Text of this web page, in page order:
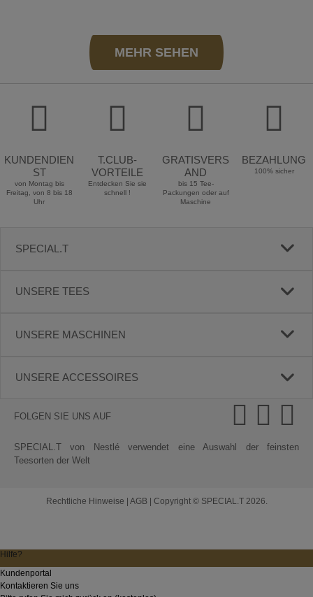
MEHR SEHEN
KUNDENDIEN
ST
von Montag bis
Freitag, von 8 bis 18
Uhr
T.CLUB-
VORTEILE
Entdecken Sie sie
schnell !
GRATISVERS
AND
bis 15 Tee-
Packungen oder auf
Maschine
BEZAHLUNG
100% sicher
SPECIAL.T
UNSERE TEES
UNSERE MASCHINEN
UNSERE ACCESSOIRES
FOLGEN SIE UNS AUF
SPECIAL.T von Nestlé verwendet eine Auswahl der feinsten
Teesorten der Welt
Rechtliche Hinweise AGB| Copyright © SPECIAL.T 2026.
Hilfe?
Kundenportal
Kontaktieren Sie uns